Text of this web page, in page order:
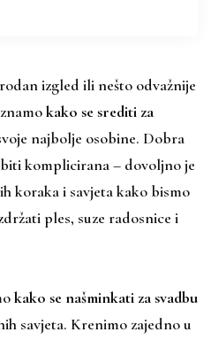
izgled ili nešto odvažnije
kako se srediti za
najbolje osobine. Dobra
komplicirana – dovoljno je
koraka i savjeta kako bismo
ples, suze radosnice i
kako se našminkati za svadbu
savjeta. Krenimo zajedno u